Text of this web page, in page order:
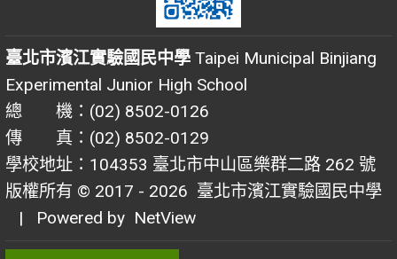
臺北市濱江實驗國民中學 Taipei Municipal Binjiang
Experimental Junior High School
總 機：(02) 8502-0126
傳 真：(02) 8502-0129
學校地址：104353 臺北市中山區樂群二路 262 號
版權所有 © 2017 - 2026 臺北市濱江實驗國民中學
| Powered by NetView